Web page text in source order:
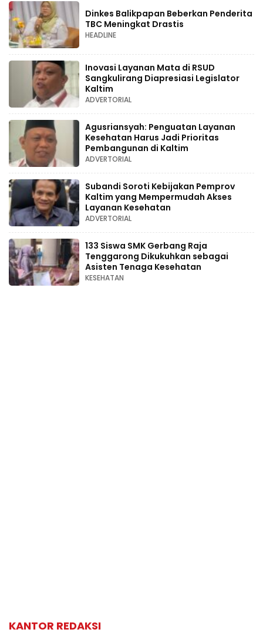
Dinkes Balikpapan Beberkan Penderita
TBC Meningkat Drastis
HEADLINE
Inovasi Layanan Mata di RSUD
Sangkulirang Diapresiasi Legislator
Kaltim
ADVERTORIAL
Agusriansyah: Penguatan Layanan
Kesehatan Harus Jadi Prioritas
Pembangunan di Kaltim
ADVERTORIAL
Subandi Soroti Kebijakan Pemprov
Kaltim yang Mempermudah Akses
Layanan Kesehatan
ADVERTORIAL
133 Siswa SMK Gerbang Raja
Tenggarong Dikukuhkan sebagai
Asisten Tenaga Kesehatan
KESEHATAN
KANTOR REDAKSI